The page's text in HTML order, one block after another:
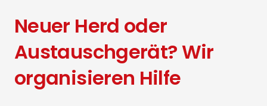
Neuer Herd oder
Austauschgerät? Wir
organisieren Hilfe